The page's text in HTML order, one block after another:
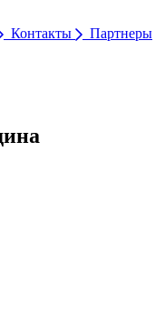
Контакты Партнеры